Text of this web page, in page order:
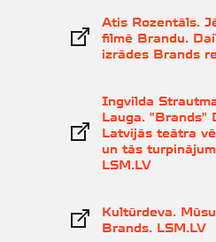
Atis Rozentāls.
filmē Brandu.
izrādes Brands
Ingvilda
Lauga. "Brands"
Latvijās teātra
un tās
LSM.LV
Kultūrdeva.
Brands. LSM.LV